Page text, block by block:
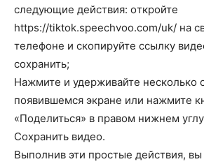
следующие действия: откройте
https://tiktok.speechvoo.com/uk/ на
телефоне и скопируйте ссылку
сохранить;
Нажмите и удерживайте несколько
появившемся экране или нажмите
«Поделиться» в правом нижнем
Сохранить видео.
Выполнив эти простые действия,